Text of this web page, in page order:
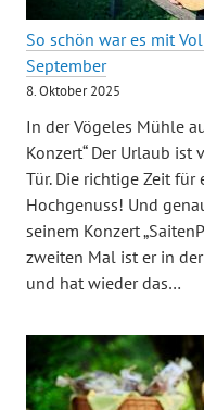
So schön war es mit
September
8. Oktober 2025
In der Vögeles Mühle
Konzert“ Der Urlaub
Tür. Die richtige Zeit
Hochgenuss! Und
seinem Konzert
zweiten Mal ist er in
und hat wieder das…